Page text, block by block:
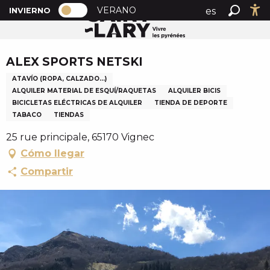
A
l
r
a
u
c
n
t
e
i
n
PAGE D’ACCUEIL ACTUELLE HIVER : PASSER EN
INVIERNO PAGE D’ACCUEIL ACTUELLE HIVER :
VERANO
es
Buscar
Inicio ALEX SPORTS NETSKI
ALEX SPORTS NETSKI
ATAVÍO (ROPA, CALZADO...)
ALQUILER MATERIAL DE ESQUÍ/RAQUETAS
ALQUILER BICIS
BICICLETAS ELÉCTRICAS DE ALQUILER
TIENDA DE DEPORTE
TABACO
TIENDAS
25 rue principale, 65170 Vignec
Cómo llegar
Compartir